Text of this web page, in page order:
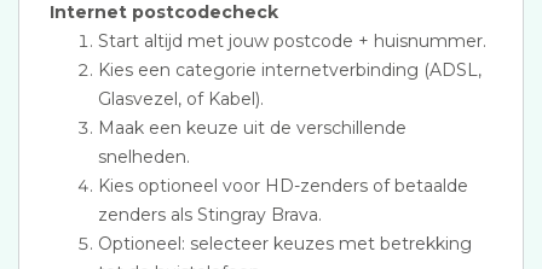
Internet postcodecheck
Start altijd met jouw postcode + huisnummer.
Kies een categorie internetverbinding (ADSL,
Glasvezel, of Kabel).
Maak een keuze uit de verschillende
snelheden.
Kies optioneel voor HD-zenders of betaalde
zenders als Stingray Brava.
Optioneel: selecteer keuzes met betrekking